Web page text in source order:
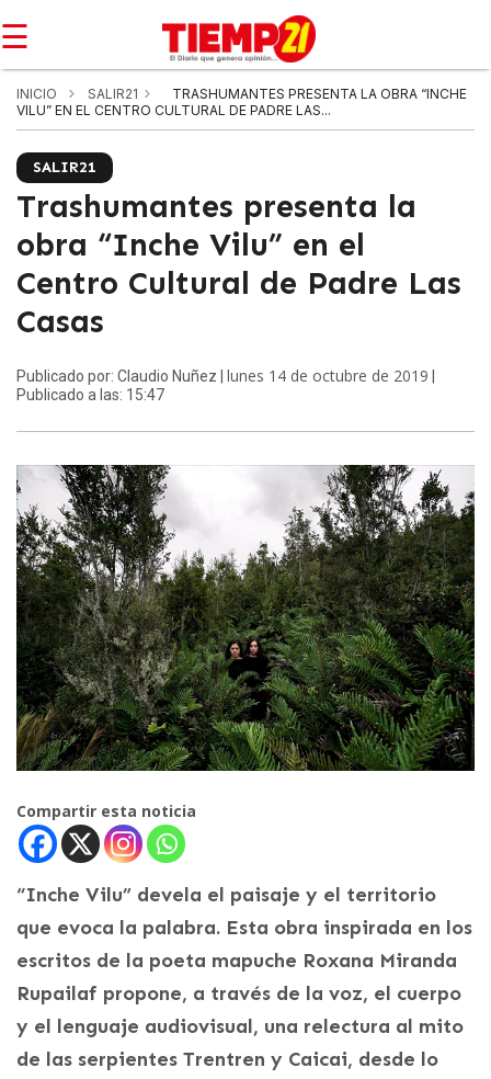
☰
INICIO SALIR21
TRASHUMANTES PRESENTA LA OBRA “INCHE
VILU” EN EL CENTRO CULTURAL DE PADRE LAS...
SALIR21
Trashumantes presenta la
obra “Inche Vilu” en el
Centro Cultural de Padre Las
Casas
Publicado por: Claudio Nuñez | lunes 14 de octubre de 2019
Publicado a las: 15:47
Compartir esta noticia
“Inche Vilu” devela el paisaje y el territorio
que evoca la palabra. Esta obra inspirada en los
escritos de la poeta mapuche Roxana Miranda
Rupailaf propone, a través de la voz, el cuerpo
y el lenguaje audiovisual, una relectura al mito
de las serpientes Trentren y Caicai, desde lo